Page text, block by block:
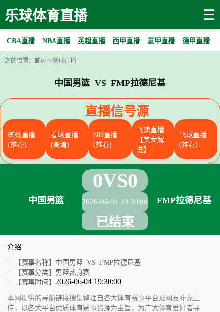
乐球体育直播 ☰
CBA直播 NBA直播 英超直播 西甲直播 意甲直播 德甲直播
您的位置： 首页 > 篮球直播
中国男篮 VS FMP拉德尼基
直播信号源
蜘蛛直播
(推荐)
看球直播
(高清)
688直播
(推荐)
飞速直播
【美女解
说】
飞球直播
(推荐)
中国男篮
0VS0
2026-06-04 19:30:00
已结束
FMP拉德尼基
介绍
【赛事名称】 中国男篮 VS FMP拉德尼基
【赛事分类】 男篮热身赛
【赛事时间】 2026-06-04 19:30:00
本网提供的导航链接搜集整理自各大体育赛事平台及网友补充上
传，以各大平台优质体育赛事资源为主旨，为广大体育爱好者寻